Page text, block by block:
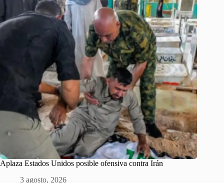
Aplaza Estados Unidos posible ofensiva contra Irán
3 agosto, 2026